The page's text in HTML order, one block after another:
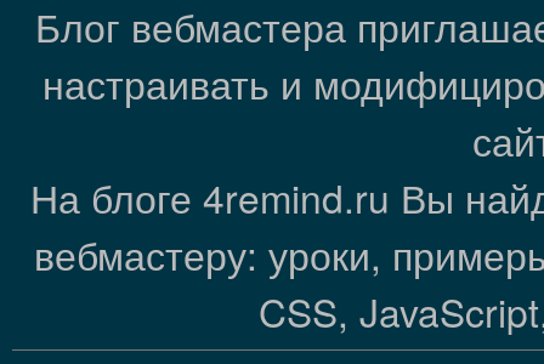
Блог вебмастера
настраивать и
На блоге 4remind.ru Вы
вебмастеру: уроки,
CSS,